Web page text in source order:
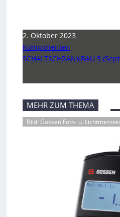
2. Oktober 2023
Komponenten
SCHALTSCHRANKBAU 5
MEHR ZUM THEMA
Bild: Gossen Foto- u.